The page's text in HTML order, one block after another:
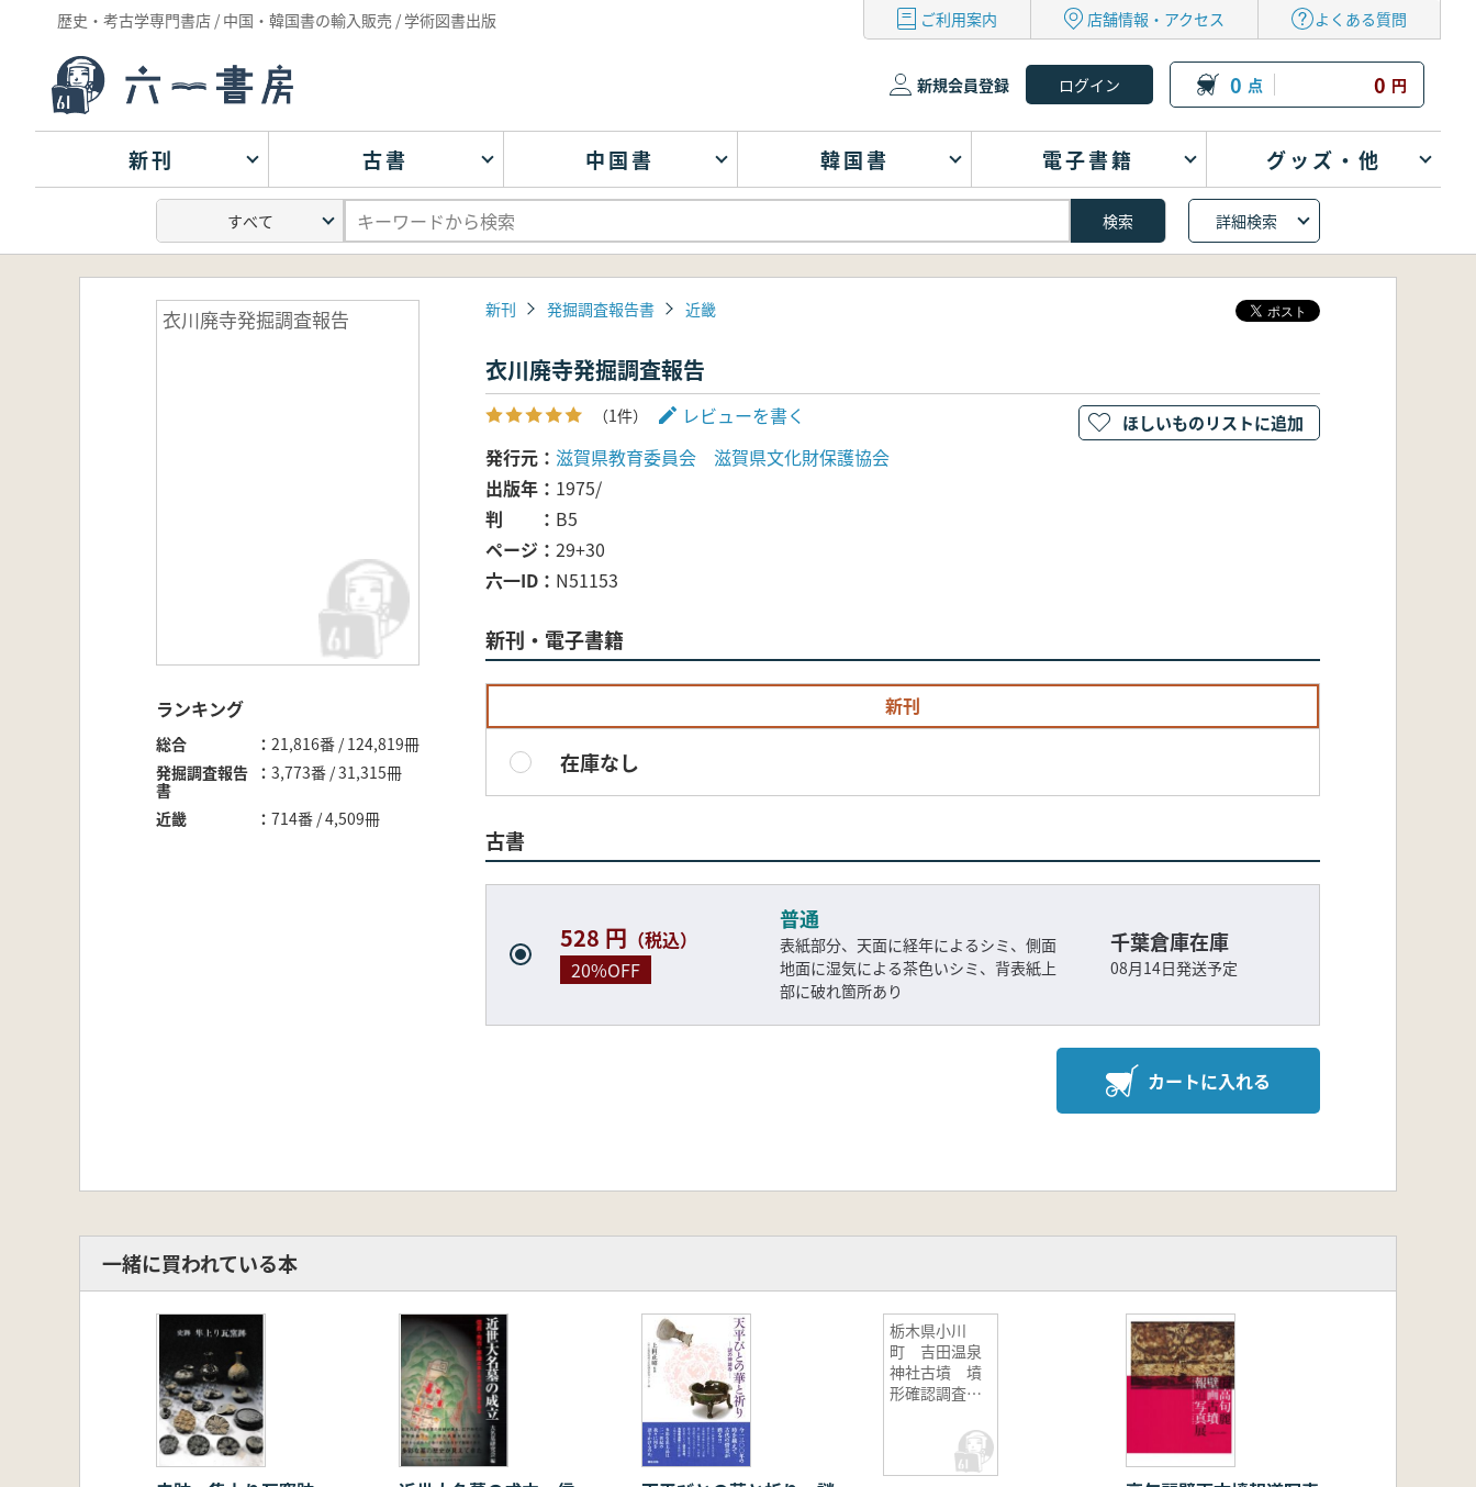
歴史・考古学専門書店 / 中国・韓国書の輸入販売 / 学術図書出版 ご利用案内 店舗情報・アクセス よくある質問
新規会員登録 0 点 0 円
新刊 古書 中国書 韓国書 電子書籍 グッズ・他
詳細検索
衣川廃寺発掘調査報告
ランキング
総合
21,816番 / 124,819冊
発掘調査報告
書
3,773番 / 31,315冊
近畿 714番 / 4,509冊
新刊 発掘調査報告書 近畿
衣川廃寺発掘調査報告
（1件）
レビューを書く
発行元
滋賀県教育委員会 滋賀県文化財保護協会
出版年
1975/
判
B5
ページ
29+30
六一ID
N51153
新刊・電子書籍
新刊
在庫なし
古書
528 円 （税込）
20%OFF
普通
表紙部分、天面に経年によるシミ、側面
地面に湿気による茶色いシミ、背表紙上
部に破れ箇所あり
千葉倉庫在庫
08月14日発送予定
カートに入れる
ほしいものリストに追加
一緒に買われている本
栃木県小川
町 吉田温泉
神社古墳 墳
形確認調査報